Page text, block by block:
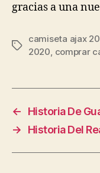
gracias a una
Etiquetas
camiseta ajax
2020, comprar
←
Historia De
→
Historia Del